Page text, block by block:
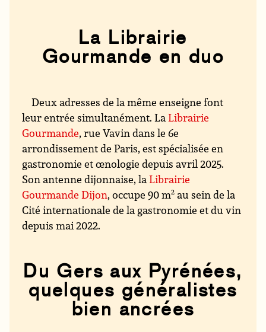
La Librairie
Gourmande en duo
Deux adresses de la même enseigne font
leur entrée simultanément. LaLibrairie
Gourmande, rue Vavin dans le 6e
arrondissement de Paris, est spécialisée en
gastronomie et œnologie depuis avril 2025.
Son antenne dijonnaise, laLibrairie
Gourmande Dijon, occupe 90 m2 au sein de la
Cité internationale de la gastronomie et du vin
depuis mai 2022.
Du Gers aux Pyrénées,
quelques généralistes
bien ancrées